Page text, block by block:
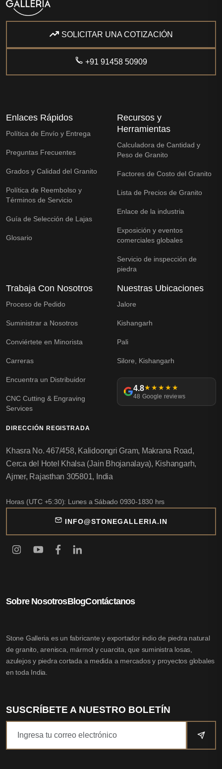
SOLICITAR UNA COTIZACIÓN
+91 91458 50909
Enlaces Rápidos
Política de Envío y Entrega
Preguntas Frecuentes
Grados y Calidad del Granito
Política de Reembolso y
Términos de Servicio
Guía de Selección de Lajas
Glosario
Recursos y
Herramientas
Calculadora de Cantidad y
Peso de Granito
Factores de Costo del Granito
Lista de Precios de Granito
Enlace de la industria
Exposición y eventos
comerciales globales
Servicio de inspección de
piedra
Trabaja Con Nosotros
Proceso de Pedido
Suministrar a Nosotros
Conviértete en Minorista
Carreras
Encuentra un Distribuidor
CNC Cutting & Engraving
Services
Nuestras Ubicaciones
Jalore
Kishangarh
Pali
Silore, Kishangarh
4.8★★★★★
48 Google reviews
Sobre NosotrosBlogContáctanos
Stone Galleria es un fabricante y exportador indio de piedra natural
de granito, arenisca, mármol y cuarcita, que suministra losas,
azulejos y piedra cortada a medida a mercados y proyectos globales
en toda India.
SUSCRÍBETE A NUESTRO BOLETÍN
DIRECCIÓN REGISTRADA
Khasra No. 467/458, Kalidoongri Gram, Makrana Road,
Cerca del Hotel Khalsa (Jain Bhojanalaya), Kishangarh,
Ajmer, Rajasthan 305801, India
Horas (UTC +5:30): Lunes a Sábado 0930-1830 hrs
INFO@STONEGALLERIA.IN